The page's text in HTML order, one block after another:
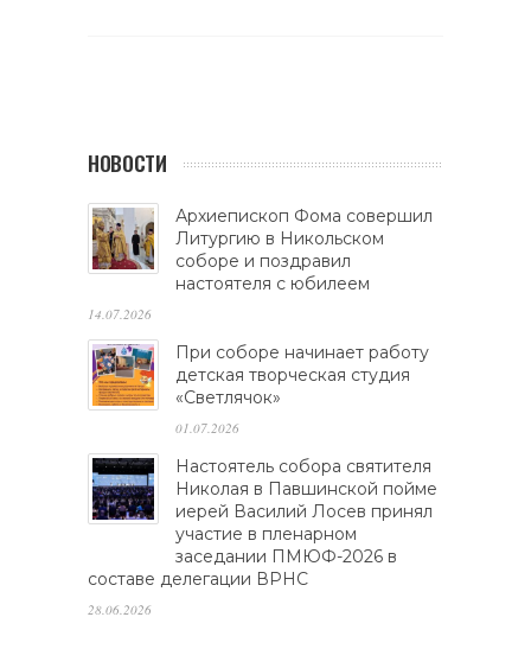
НОВОСТИ
Архиепископ Фома совершил
Литургию в Никольском
соборе и поздравил
настоятеля с юбилеем
14.07.2026
При соборе начинает работу
детская творческая студия
«Светлячок»
01.07.2026
Настоятель собора святителя
Николая в Павшинской пойме
иерей Василий Лосев принял
участие в пленарном
заседании ПМЮФ-2026 в
составе делегации ВРНС
28.06.2026